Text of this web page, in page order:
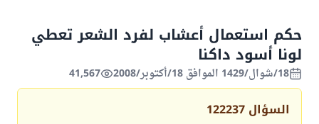
حكم استعمال أعشاب لفرد الشعر تعطي
لونا أسود داكنا
18/شوال/1429 الموافق 18/أكتوبر/2008 41,567
السؤال 122237